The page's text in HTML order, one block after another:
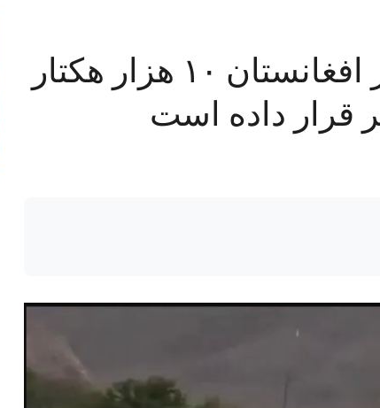
درسی اضافی راه اندازی کرده است.
گزارش: سیل‌های اخیر در افغانستان ۱۰ هزار هکتار
قرار داده است